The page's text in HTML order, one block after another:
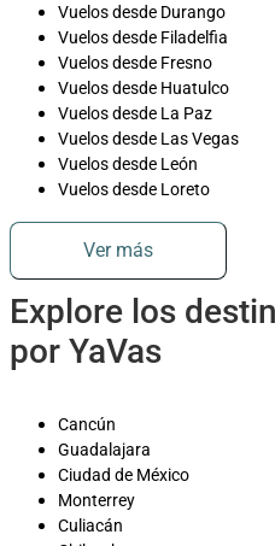
Vuelos desde Durango
Vuelos desde Filadelfia
Vuelos desde Fresno
Vuelos desde Huatulco
Vuelos desde La Paz
Vuelos desde Las Vegas
Vuelos desde León
Vuelos desde Loreto
Ver más
Explore los
por YaVas
Cancún
Guadalajara
Ciudad de México
Monterrey
Culiacán